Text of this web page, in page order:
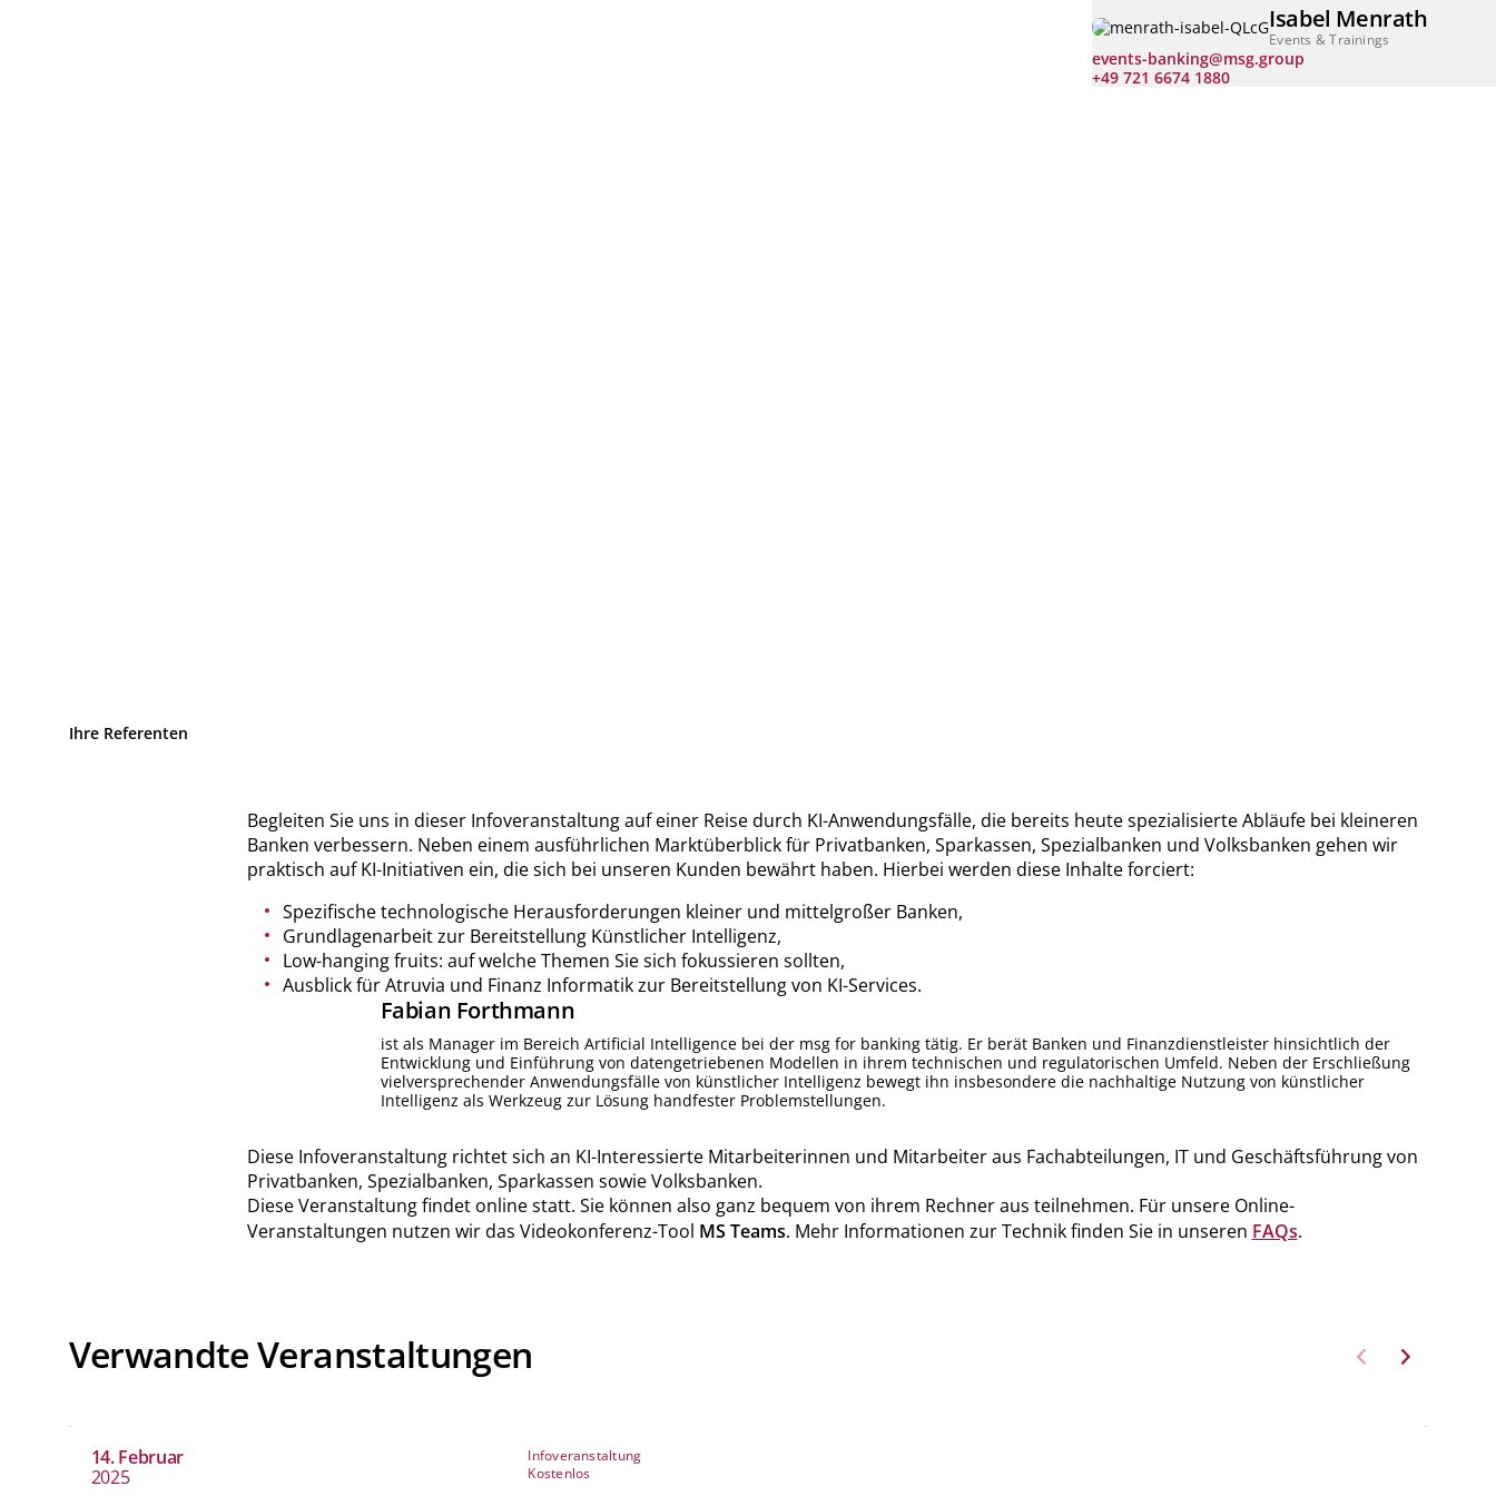
Isabel Menrath
Events & Trainings
events-banking@msg.group
+49 721 6674 1880
Ihre Referenten
Begleiten Sie uns in dieser Infoveranstaltung auf einer Reise durch KI-Anwendungsfälle, die bereits heute spezialisierte Abläufe bei kleineren
Banken verbessern. Neben einem ausführlichen Marktüberblick für Privatbanken, Sparkassen, Spezialbanken und Volksbanken gehen wir
praktisch auf KI-Initiativen ein, die sich bei unseren Kunden bewährt haben. Hierbei werden diese Inhalte forciert:
Spezifische technologische Herausforderungen kleiner und mittelgroßer Banken,
Grundlagenarbeit zur Bereitstellung Künstlicher Intelligenz,
Low-hanging fruits: auf welche Themen Sie sich fokussieren sollten,
Ausblick für Atruvia und Finanz Informatik zur Bereitstellung von KI-Services.
Fabian Forthmann
ist als Manager im Bereich Artificial Intelligence bei der msg for banking tätig. Er berät Banken und Finanzdienstleister hinsichtlich der
Entwicklung und Einführung von datengetriebenen Modellen in ihrem technischen und regulatorischen Umfeld. Neben der Erschließung
vielversprechender Anwendungsfälle von künstlicher Intelligenz bewegt ihn insbesondere die nachhaltige Nutzung von künstlicher
Intelligenz als Werkzeug zur Lösung handfester Problemstellungen.
Diese Infoveranstaltung richtet sich an KI-Interessierte Mitarbeiterinnen und Mitarbeiter aus Fachabteilungen, IT und Geschäftsführung von
Privatbanken, Spezialbanken, Sparkassen sowie Volksbanken.
Diese Veranstaltung findet online statt. Sie können also ganz bequem von ihrem Rechner aus teilnehmen. Für unsere Online-
Veranstaltungen nutzen wir das Videokonferenz-Tool MS Teams. Mehr Informationen zur Technik finden Sie in unseren FAQs.
Verwandte Veranstaltungen
14. Februar
2025
Infoveranstaltung
Kostenlos